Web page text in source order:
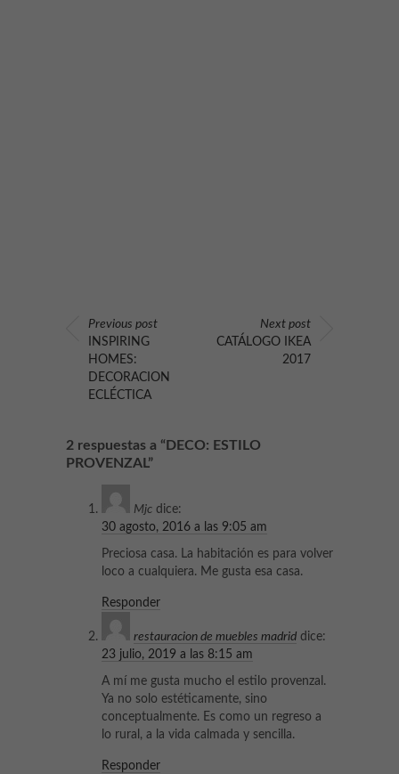
Previous post
INSPIRING
HOMES:
DECORACION
ECLÉCTICA
Next post
CATÁLOGO IKEA
2017
2 respuestas a “DECO: ESTILO
PROVENZAL”
Mjc dice:
30 agosto, 2016 a las 9:05 am
Preciosa casa. La habitación es para volver
loco a cualquiera. Me gusta esa casa.
Responder
restauracion de muebles madrid dice:
23 julio, 2019 a las 8:15 am
A mí me gusta mucho el estilo provenzal.
Ya no solo estéticamente, sino
conceptualmente. Es como un regreso a
lo rural, a la vida calmada y sencilla.
Responder